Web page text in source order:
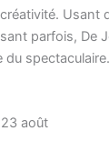
Usant
parfois, De
du spectaculaire.
août